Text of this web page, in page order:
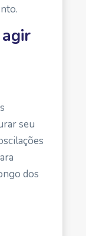
seu
dos